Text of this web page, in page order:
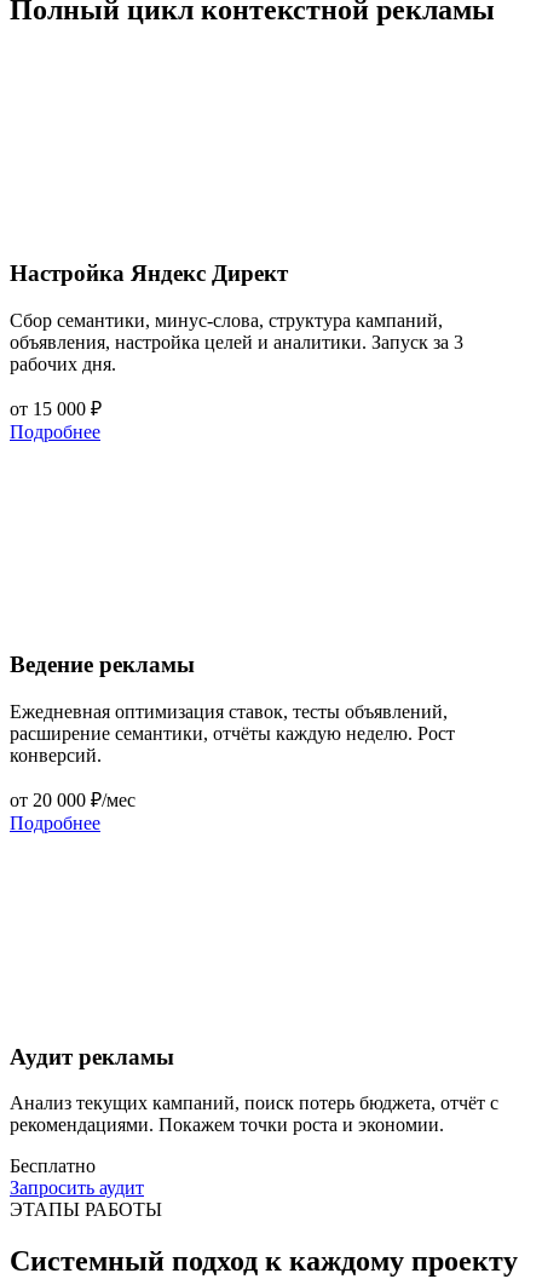
Полный цикл контекстной рекламы
Настройка Яндекс Директ
Сбор семантики, минус-слова, структура кампаний,
объявления, настройка целей и аналитики. Запуск за 3
рабочих дня.
от 15 000 ₽
Подробнее
Ведение рекламы
Ежедневная оптимизация ставок, тесты объявлений,
расширение семантики, отчёты каждую неделю. Рост
конверсий.
от 20 000 ₽/мес
Подробнее
Аудит рекламы
Анализ текущих кампаний, поиск потерь бюджета, отчёт с
рекомендациями. Покажем точки роста и экономии.
Бесплатно
Запросить аудит
ЭТАПЫ РАБОТЫ
Системный подход к каждому проекту